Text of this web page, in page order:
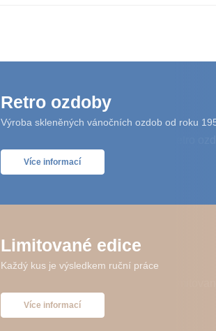
Retro ozdoby
Výroba skleněných vánočních ozdob od roku
Více informací
Limitované edice
Každý kus je výsledkem ruční práce
Více informací